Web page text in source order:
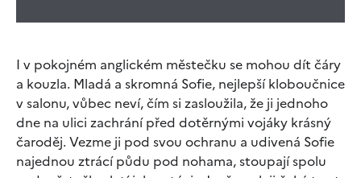
I v pokojném anglickém městečku se mohou dít čáry
a kouzla. Mladá a skromná Sofie, nejlepší kloboučnice
v salonu, vůbec neví, čím si zasloužila, že ji jednoho
dne na ulici zachrání před dotěrnými vojáky krásný
čaroděj. Vezme ji pod svou ochranu a udivená Sofie
najednou ztrácí půdu pod nohama, stoupají spolu